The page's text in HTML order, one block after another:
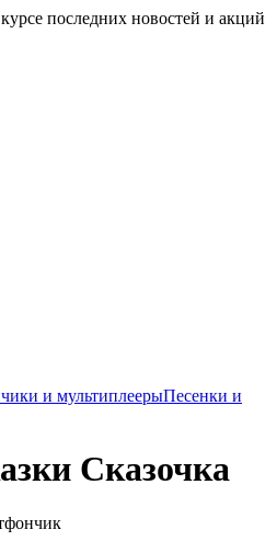
последних новостей и акций
и мультиплеерыПесенки и
Сказочка